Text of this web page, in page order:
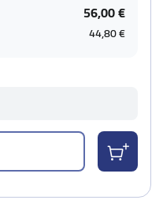
56,00 €
44,80 €